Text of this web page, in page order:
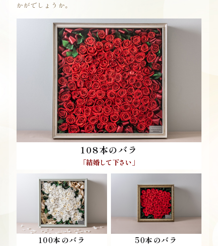
かがでしょうか。
108本のバラ
「結婚して下さい」
100本のバラ 50本のバラ